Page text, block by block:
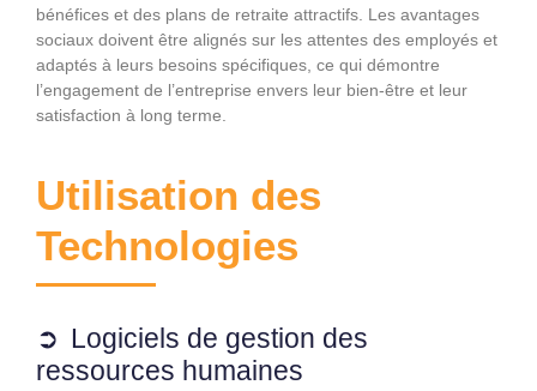
bénéfices et des plans de retraite attractifs. Les avantages
sociaux doivent être alignés sur les attentes des employés et
adaptés à leurs besoins spécifiques, ce qui démontre
l’engagement de l’entreprise envers leur bien-être et leur
satisfaction à long terme.
Utilisation des
Technologies
Logiciels de gestion des
ressources humaines